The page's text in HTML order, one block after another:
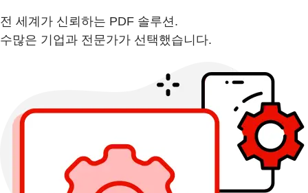
전 세계가 신뢰하는 PDF 솔루션.
수많은 기업과 전문가가 선택했습니다.